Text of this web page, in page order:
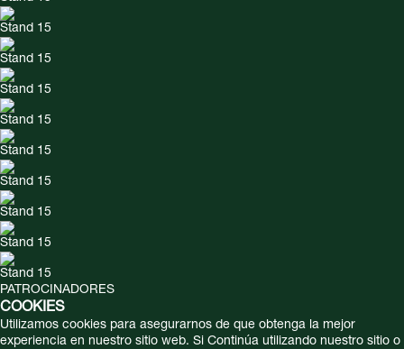
Stand 15
Stand 15
Stand 15
Stand 15
Stand 15
Stand 15
Stand 15
Stand 15
Stand 15
PATROCINADORES
COOKIES
Utilizamos cookies para asegurarnos de que obtenga la mejor
experiencia en nuestro sitio web. Si Continúa utilizando nuestro sitio o